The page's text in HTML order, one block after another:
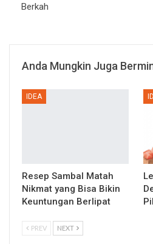
Berkah
Anda Mungkin Juga
IDEA
Resep Sambal Matah
Nikmat yang Bisa Bikin
Keuntungan Berlipat
PREV NEXT